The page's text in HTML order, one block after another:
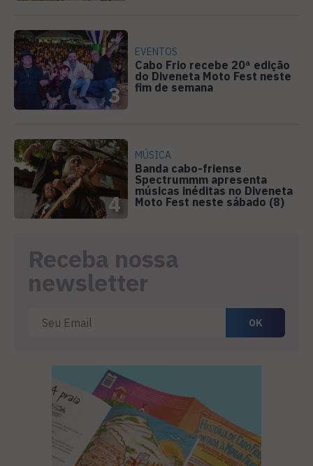
3
EVENTOS
Cabo Frio recebe 20ª edição
do Diveneta Moto Fest neste
fim de semana
4
MÚSICA
Banda cabo-friense
Spectrummm apresenta
músicas inéditas no Diveneta
Moto Fest neste sábado (8)
Receba nossa
newsletter